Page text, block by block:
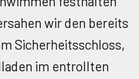
wir den bereits
Sicherheitsschloss,
im entrollten